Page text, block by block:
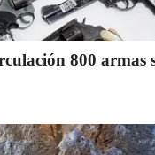
800 armas